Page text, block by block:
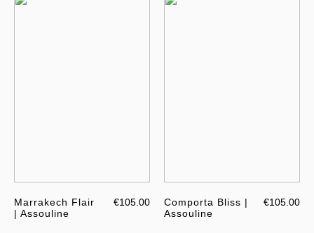
Marrakech Flair
| Assouline
€105.00
Comporta Bliss |
Assouline
€105.00